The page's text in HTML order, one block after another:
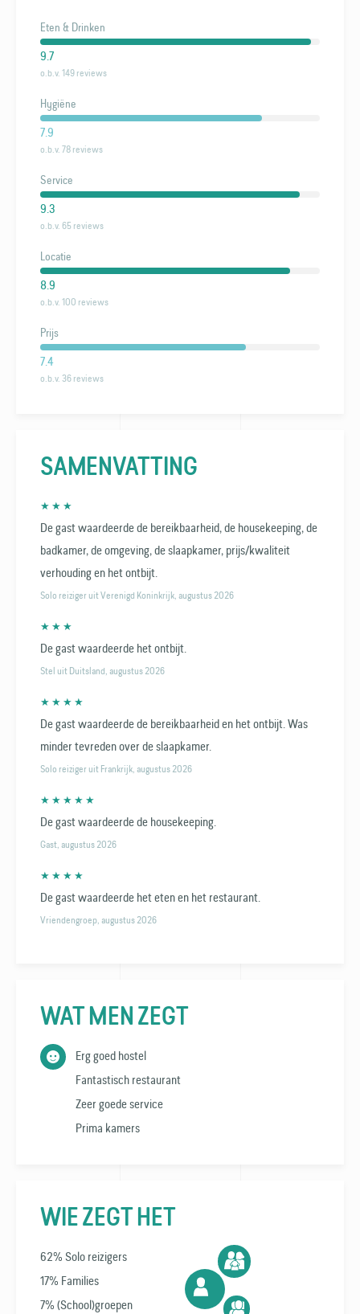
Eten & Drinken
9.7
o.b.v. 149 reviews
Hygiëne
7.9
o.b.v. 78 reviews
Service
9.3
o.b.v. 65 reviews
Locatie
8.9
o.b.v. 100 reviews
Prijs
7.4
o.b.v. 36 reviews
SAMENVATTING
★ ★ ★
De gast waardeerde de bereikbaarheid, de housekeeping, de
badkamer, de omgeving, de slaapkamer, prijs/kwaliteit
verhouding en het ontbijt.
Solo reiziger uit Verenigd Koninkrijk, augustus 2026
★ ★ ★
De gast waardeerde het ontbijt.
Stel uit Duitsland, augustus 2026
★ ★ ★ ★
De gast waardeerde de bereikbaarheid en het ontbijt. Was
minder tevreden over de slaapkamer.
Solo reiziger uit Frankrijk, augustus 2026
★ ★ ★ ★ ★
De gast waardeerde de housekeeping.
Gast, augustus 2026
★ ★ ★ ★
De gast waardeerde het eten en het restaurant.
Vriendengroep, augustus 2026
WAT MEN ZEGT
Erg goed hostel
Fantastisch restaurant
Zeer goede service
Prima kamers
WIE ZEGT HET
62% Solo reizigers
17% Families
7% (School)groepen